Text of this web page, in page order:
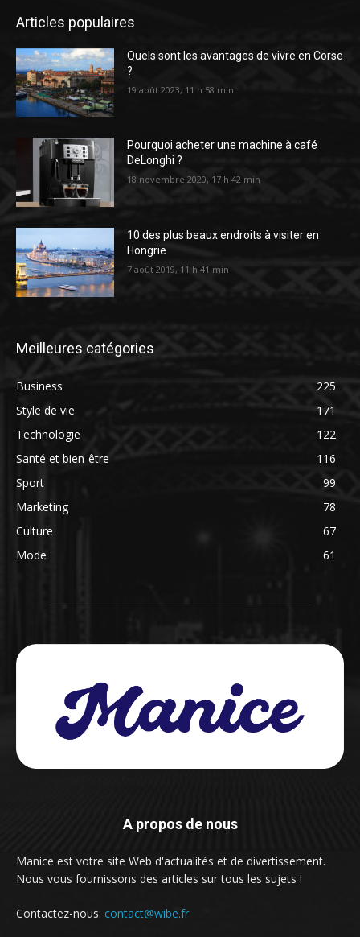
Articles populaires
Quels sont les avantages de vivre en Corse
?
19 août 2023, 11 h 58 min
Pourquoi acheter une machine à café
DeLonghi ?
18 novembre 2020, 17 h 42 min
10 des plus beaux endroits à visiter en
Hongrie
7 août 2019, 11 h 41 min
Meilleures catégories
Business
225
Style de vie
171
Technologie
122
Santé et bien-être
116
Sport
99
Marketing
78
Culture
67
Mode
61
A propos de nous
Manice est votre site Web d'actualités et de divertissement.
Nous vous fournissons des articles sur tous les sujets !
Contactez-nous: contact@wibe.fr